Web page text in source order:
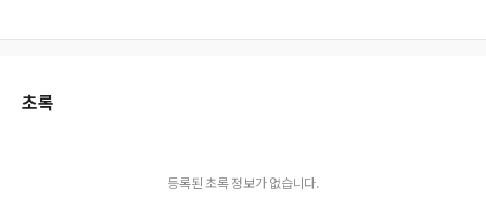
초록
등록된 초록 정보가 없습니다.